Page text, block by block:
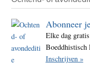
Abonneer
Elke dag
Boeddhistisch
Inschrijven »